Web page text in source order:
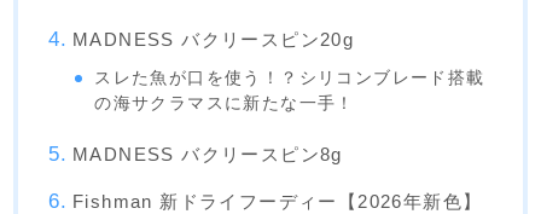
MADNESS バクリースピン20g
スレた魚が口を使う！？シリコンブレード搭載
の海サクラマスに新たな一手！
MADNESS バクリースピン8g
Fishman 新ドライフーディー【2026年新色】